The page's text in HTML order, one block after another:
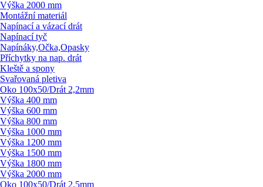
Výška 2000 mm
Montážní materiál
Napínací a vázací drát
Napínací tyč
Napínáky,Očka,Opasky
Příchytky na nap. drát
Kleště a spony
Svařovaná pletiva
Oko 100x50/Drát 2,2mm
Výška 400 mm
Výška 600 mm
Výška 800 mm
Výška 1000 mm
Výška 1200 mm
Výška 1500 mm
Výška 1800 mm
Výška 2000 mm
Oko 100x50/Drát 2,5mm